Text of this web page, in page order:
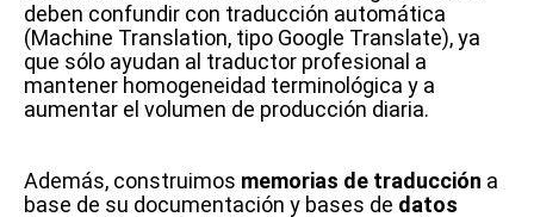
deben confundir con traducción automática
(Machine Translation, tipo Google Translate), ya
que sólo ayudan al traductor profesional a
mantener homogeneidad terminológica y a
aumentar el volumen de producción diaria.
Además, construimos memorias de traducción a
base de su documentación y bases de datos